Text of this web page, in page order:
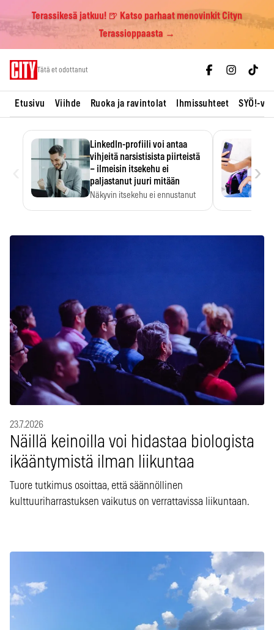
Terassikesä jatkuu! 🍺 Katso parhaat menovinkit Cityn
Terassioppaasta →
Tätä et odottanut
Etusivu Viihde Ruoka ja ravintolat Ihmissuhteet SYÖ!-
LinkedIn-profiili voi antaa
vihjeitä narsistisista piirteistä
– ilmeisin itsekehu ei
paljastanut juuri mitään
Näkyvin itsekehu ei ennustanut
›
23.7.2026
Näillä keinoilla voi hidastaa biologista
ikääntymistä ilman liikuntaa
Tuore tutkimus osoittaa, että säännöllinen
kulttuuriharrastuksen vaikutus on verrattavissa liikuntaan.